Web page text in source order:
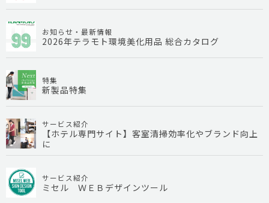
お知らせ・最新情報
2026年テラモト環境美化用品 総合カタログ
特集
新製品特集
サービス紹介
【ホテル専門サイト】客室清掃効率化やブランド向上
に
サービス紹介
ミセル ＷＥＢデザインツール